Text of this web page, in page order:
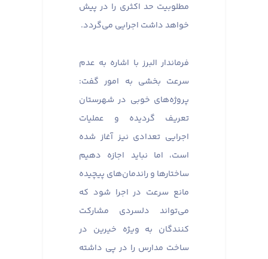
مطلوبیت حد اکثری را در پیش
خواهد داشت اجرایی می‌گردد.
فرماندار البرز با اشاره به عدم
سرعت بخشی به امور گفت:
پروژه‌های خوبی در شهرستان
تعریف گردیده و عملیات‌
اجرایی تعدادی نیز آغاز شده
است، اما نباید اجازه دهیم
ساختارها و راندمان‌های پیچیده
مانع سرعت در اجرا شود که
می‌تواند دلسردی مشارکت
کنندگان به ویژه خیرین در
ساخت مدارس را در پی داشته